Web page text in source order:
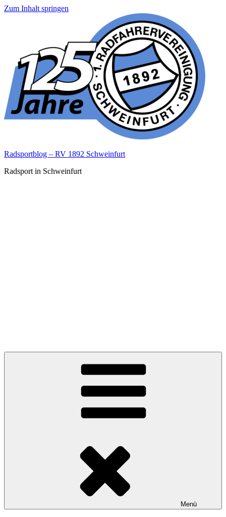
Zum Inhalt springen
Radsportblog – RV 1892 Schweinfurt
Radsport in Schweinfurt
Menü